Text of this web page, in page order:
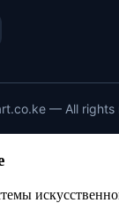
— All rights